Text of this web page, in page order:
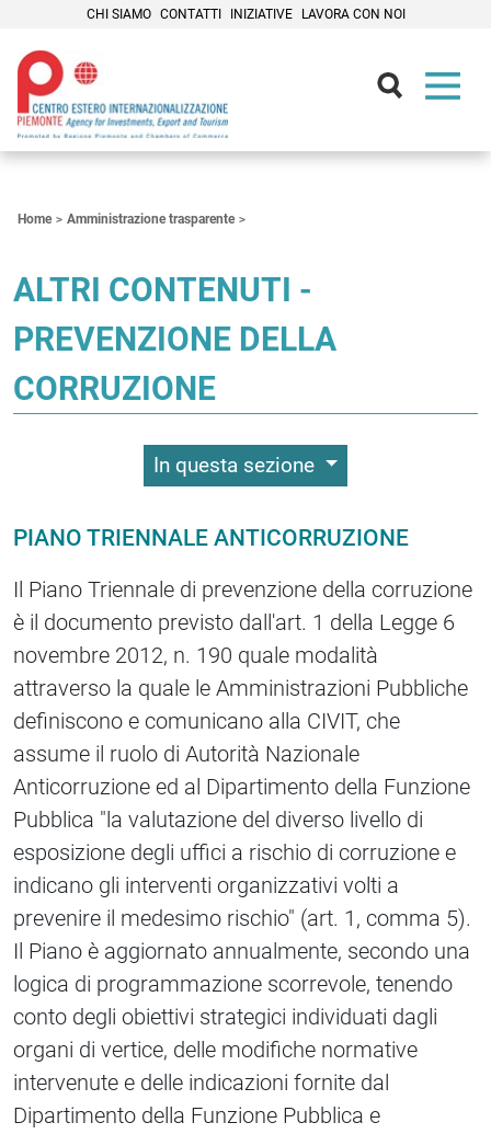
CHI SIAMO CONTATTI INIZIATIVE LAVORA CON NOI
Home Amministrazione trasparente
ALTRI CONTENUTI -
PREVENZIONE DELLA
CORRUZIONE
In questa sezione
PIANO TRIENNALE ANTICORRUZIONE
Il Piano Triennale di prevenzione della corruzione
è il documento previsto dall'art. 1 della Legge 6
novembre 2012, n. 190 quale modalità
attraverso la quale le Amministrazioni Pubbliche
definiscono e comunicano alla CIVIT, che
assume il ruolo di Autorità Nazionale
Anticorruzione ed al Dipartimento della Funzione
Pubblica "la valutazione del diverso livello di
esposizione degli uffici a rischio di corruzione e
indicano gli interventi organizzativi volti a
prevenire il medesimo rischio" (art. 1, comma 5).
Il Piano è aggiornato annualmente, secondo una
logica di programmazione scorrevole, tenendo
conto degli obiettivi strategici individuati dagli
organi di vertice, delle modifiche normative
intervenute e delle indicazioni fornite dal
Dipartimento della Funzione Pubblica e